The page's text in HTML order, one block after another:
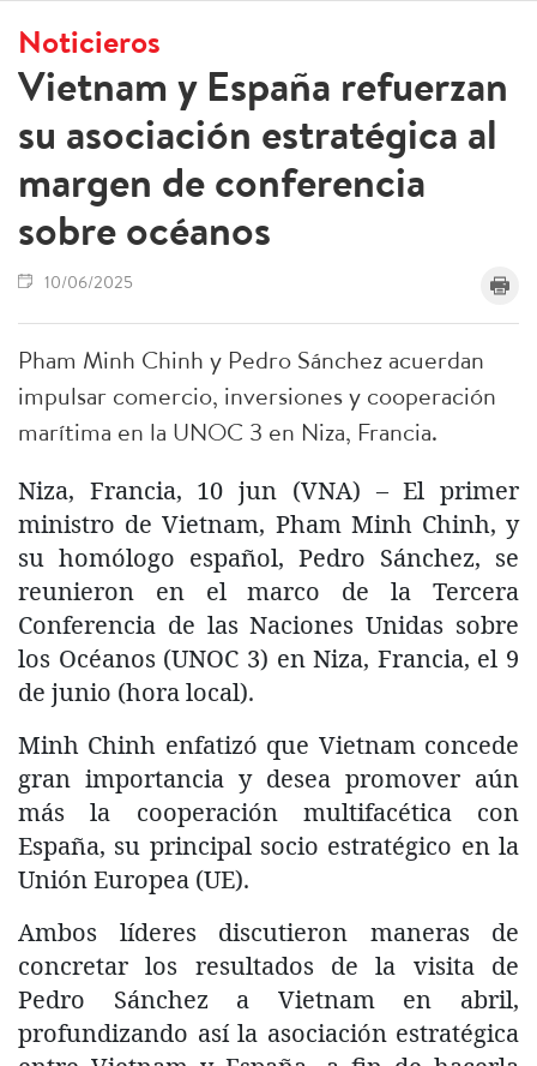
Noticieros
Vietnam y España refuerzan
su asociación estratégica al
margen de conferencia
sobre océanos
10/06/2025
Pham Minh Chinh y Pedro Sánchez acuerdan
impulsar comercio, inversiones y cooperación
marítima en la UNOC 3 en Niza, Francia.
Niza, Francia, 10 jun (VNA) – El primer
ministro de Vietnam, Pham Minh Chinh, y
su homólogo español, Pedro Sánchez, se
reunieron en el marco de la Tercera
Conferencia de las Naciones Unidas sobre
los Océanos (UNOC 3) en Niza, Francia, el 9
de junio (hora local).
Minh Chinh enfatizó que Vietnam concede
gran importancia y desea promover aún
más la cooperación multifacética con
España, su principal socio estratégico en la
Unión Europea (UE).
Ambos líderes discutieron maneras de
concretar los resultados de la visita de
Pedro Sánchez a Vietnam en abril,
profundizando así la asociación estratégica